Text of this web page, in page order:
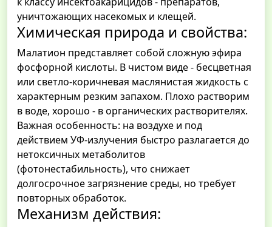
уничтожающих насекомых и клещей.
Химическая природа и свойства:
Малатион представляет собой сложную эфира
фосфорной кислоты. В чистом виде - бесцветная
или светло-коричневая маслянистая жидкость с
характерным резким запахом. Плохо растворим
в воде, хорошо - в органических растворителях.
Важная особенность: на воздухе и под
действием УФ-излучения быстро разлагается до
нетоксичных метаболитов
(фотонестабильность), что снижает
долгосрочное загрязнение среды, но требует
повторных обработок.
Механизм действия: